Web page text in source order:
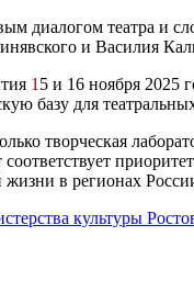
диалогом театра и
и Василия
1 5 и 16 ноября 2025
базу для
творческая
в регионах
культуры